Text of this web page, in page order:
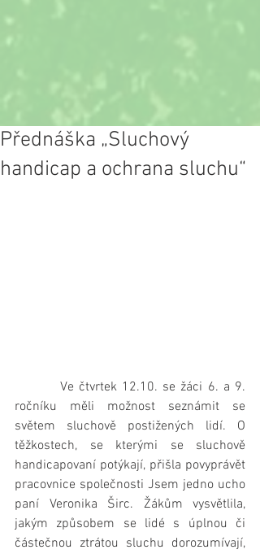
Přednáška „Sluchový
handicap a ochrana sluchu“
ročníku měli možnost seznámit se
světem sluchově postižených lidí. O
těžkostech, se kterými se sluchově
handicapovaní potýkají, přišla povyprávět
pracovnice společnosti Jsem jedno ucho
paní Veronika Širc. Žákům vysvětlila,
jakým způsobem se lidé s úplnou či
částečnou ztrátou sluchu dorozumívají,